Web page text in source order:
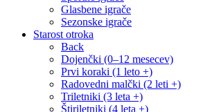
Glasbene igrače
Sezonske igrače
Starost otroka
Back
Dojenčki (0–12 mesecev)
Prvi koraki (1 leto +)
Radovedni malčki (2 leti +)
Triletniki (3 leta +)
Štiriletniki (4 leta +)